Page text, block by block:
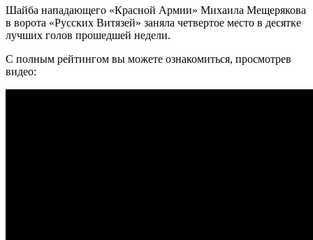
Шайба нападающего «Красной Армии» Михаила Мещерякова
в ворота «Русских Витязей» заняла четвертое место в десятке
лучших голов прошедшей недели.
С полным рейтингом вы можете ознакомиться, просмотрев
видео: